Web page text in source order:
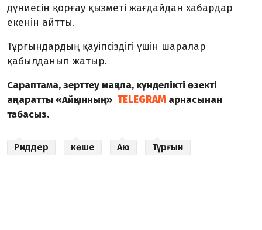
дүниесін қорғау қызметі жағдайдан хабардар
екенін айтты.
Тұрғындардың қауіпсіздігі үшін шаралар
қабылданып жатыр.
Сараптама, зерттеу мақала, күнделікті өзекті
ақпаратты «Айқынның» TELEGRAM арнасынан
табасыз.
Риддер көше Аю Тұрғын